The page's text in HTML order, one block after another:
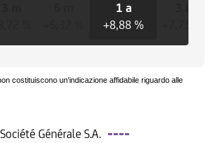
1 a
+8,88 %
costituiscono un'indicazione affidabile riguardo alle
Société Générale S.A.